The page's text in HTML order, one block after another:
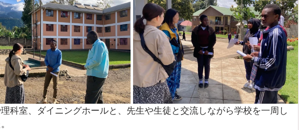
科室、ダイニングホールと、先生や生徒と交流しながら学校を一周し